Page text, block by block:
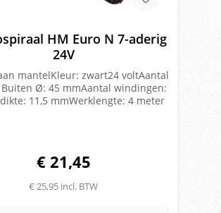
HM Euro N 7-aderig
24V
mantelKleur: zwart24 voltAantal
Ø: 45 mmAantal windingen:
11,5 mmWerklengte: 4 meter
€ 21,45
€ 25,95 incl. BTW